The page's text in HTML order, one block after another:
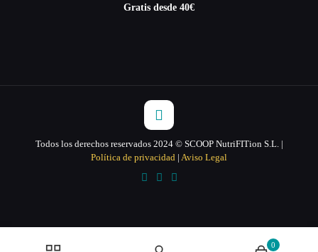
Gratis desde 40€
Todos los derechos reservados 2024 © SCOOP NutriFITion S.L. |
Política de privacidad | Aviso Legal
0